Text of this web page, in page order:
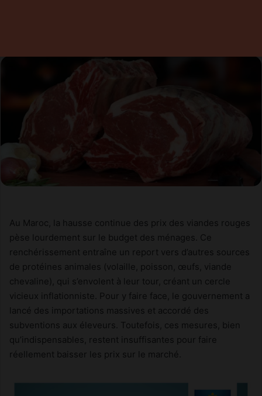
Au Maroc, la hausse continue des prix des viandes rouges
pèse lourdement sur le budget des ménages. Ce
renchérissement entraîne un report vers d’autres sources
de protéines animales (volaille, poisson, œufs, viande
chevaline), qui s’envolent à leur tour, créant un cercle
vicieux inflationniste. Pour y faire face, le gouvernement a
lancé des importations massives et accordé des
subventions aux éleveurs. Toutefois, ces mesures, bien
qu’indispensables, restent insuffisantes pour faire
réellement baisser les prix sur le marché.